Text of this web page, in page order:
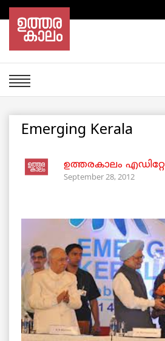
Emerging Kerala
ഉത്തരകാലം
September 28, 2012